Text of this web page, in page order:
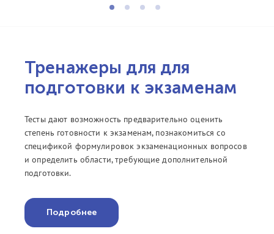
Тренажеры для для
подготовки к экзаменам
Тесты дают возможность предварительно оценить
степень готовности к экзаменам, познакомиться со
спецификой формулировок экзаменационных вопросов
и определить области, требующие дополнительной
подготовки.
Подробнее